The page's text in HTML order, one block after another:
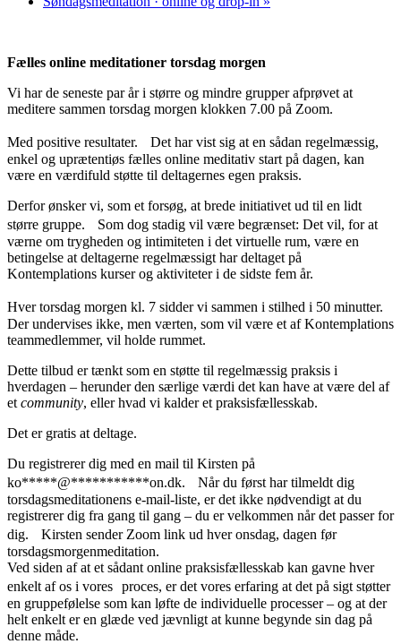
Fælles online meditationer torsdag morgen
Vi har de seneste par år i større og mindre grupper afprøvet at
meditere sammen torsdag morgen klokken 7.00 på Zoom.
Med positive resultater. Det har vist sig at en sådan regelmæssig,
enkel og uprætentiøs fælles online meditativ start på dagen, kan
være en værdifuld støtte til deltagernes egen praksis.
Derfor ønsker vi, som et forsøg, at brede initiativet ud til en lidt
større gruppe. Som dog stadig vil være begrænset: Det vil, for at
værne om trygheden og intimiteten i det virtuelle rum, være en
betingelse at deltagerne regelmæssigt har deltaget på
Kontemplations kurser og aktiviteter i de sidste fem år.
Hver torsdag morgen kl. 7 sidder vi sammen i stilhed i 50 minutter.
Der undervises ikke, men værten, som vil være et af Kontemplations
teammedlemmer, vil holde rummet.
Dette tilbud er tænkt som en støtte til regelmæssig praksis i
hverdagen – herunder den særlige værdi det kan have at være del af
et community, eller hvad vi kalder et praksisfællesskab.
Det er gratis at deltage.
Du registrerer dig med en mail til Kirsten på
ko*****@***********on.dk. Når du først har tilmeldt dig
torsdagsmeditationens e-mail-liste, er det ikke nødvendigt at du
registrerer dig fra gang til gang – du er velkommen når det passer for
dig. Kirsten sender Zoom link ud hver onsdag, dagen før
torsdagsmorgenmeditation.
Ved siden af at et sådant online praksisfællesskab kan gavne hver
enkelt af os i vores proces, er det vores erfaring at det på sigt støtter
en gruppefølelse som kan løfte de individuelle processer – og at der
helt enkelt er en glæde ved jævnligt at kunne begynde sin dag på
denne måde.